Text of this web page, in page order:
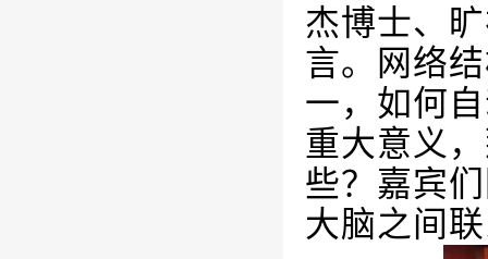
杰博士、
言。网络
一，如何
重大意义
些？嘉宾
大脑之间